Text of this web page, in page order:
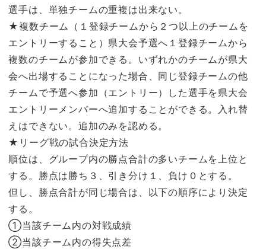
選手は、単独チームの重複は出来ない。
★複数チーム（１登録チームから２つ以上のチームを
エントリーすること）県大会予選へ１登録チームから
複数のチームが参加できる。いずれかのチームが県大
会へ出場することになった場合、同じ登録チームの他
チームで予選へ参加（エントリー）した選手を県大会
エントリーメンバーへ追加することができる。入れ替
えはできない。追加のみを認める。
★リーグ戦の試合決定方法
順位は、グループ内の勝点合計の多いチームを上位と
する。勝点は勝ち３、引き分け１、負け０とする。
但し、勝点合計が同じ場合は、以下の順序により決定
する。
①当該チーム内の対戦成績
②当該チーム内の得失点差